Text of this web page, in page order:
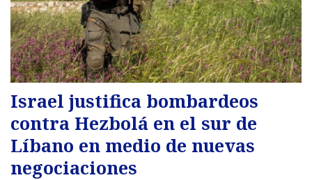
Israel justifica bombardeos
contra Hezbolá en el sur de
Líbano en medio de nuevas
negociaciones